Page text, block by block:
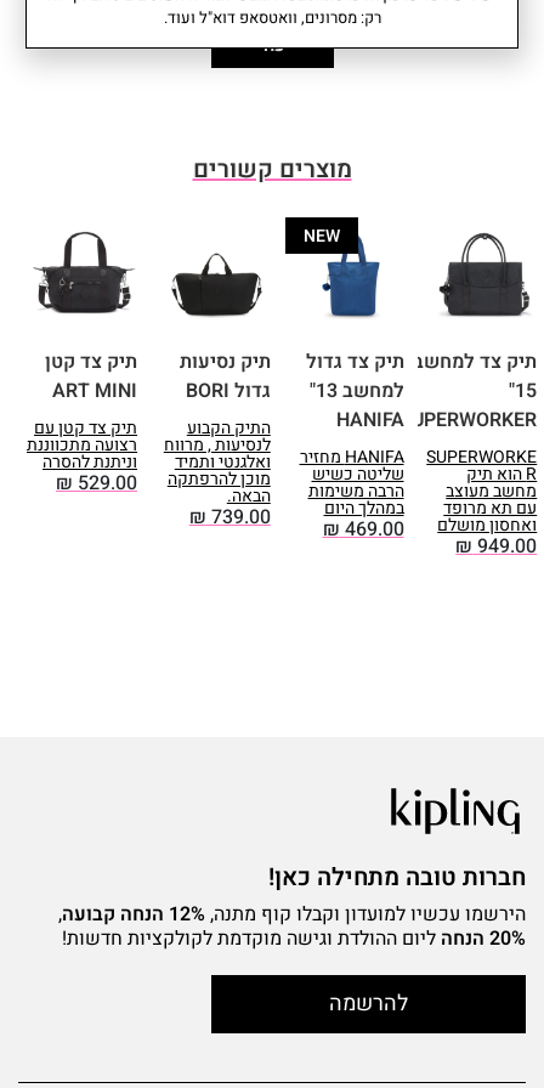
3 כיסים: עם רוכסן • תאים
גודל תא מחשב: גובה: 27 | רוחב: 36
נפח: 18 ליטר
עוד
מוצרים קשורים
תיק צד למחשב
15"
SUPERWORKER
SUPERWORKE
R הוא תיק
מחשב מעוצב
עם תא מרופד
ואחסון מושלם
₪949.00
NEW
תיק צד גדול
למחשב 13"
HANIFA
HANIFA מחזיר
שליטה כשיש
הרבה משימות
במהלך היום
₪469.00
תיק נסיעות
גדול BORI
התיק הקבוע
לנסיעות , מרווח
ואלגנטי ותמיד
מוכן להרפתקה
הבאה.
₪739.00
תיק צד קטן
ART MINI
תיק צד קטן עם
רצועה מתכווננת
וניתנת להסרה
₪529.00
חברות טובה מתחילה כאן!
הירשמו עכשיו למועדון וקבלו קוף מתנה, 12% הנחה קבועה
,
20% הנחה
ליום ההולדת וגישה מוקדמת לקולקציות חדשות!
להרשמה
רק: מסרונים, וואטסאפ דוא"ל ועוד.